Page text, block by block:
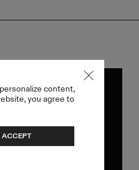
content,
you agree to
ACCEPT